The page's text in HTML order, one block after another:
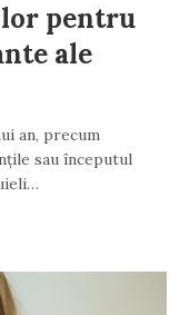
pentru
ale
an, precum
sau începutul